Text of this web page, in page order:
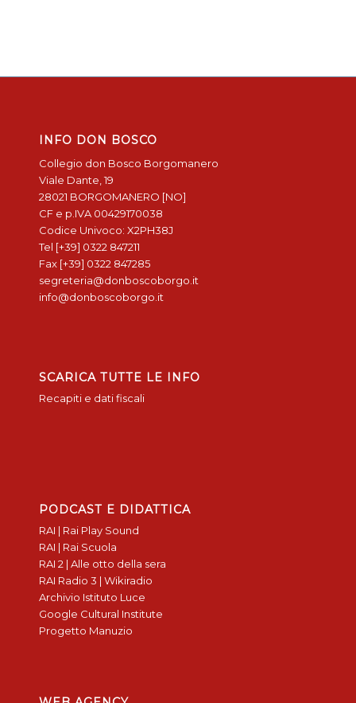
INFO DON BOSCO
Collegio don Bosco Borgomanero
Viale Dante, 19
28021 BORGOMANERO [NO]
CF e p.IVA 00429170038
Codice Univoco: X2PH38J
Tel [+39] 0322 847211
Fax [+39] 0322 847285
segreteria@donboscoborgo.it
info@donboscoborgo.it
SCARICA TUTTE LE INFO
Recapiti e dati fiscali
PODCAST E DIDATTICA
RAI | Rai Play Sound
RAI | Rai Scuola
RAI 2 | Alle otto della sera
RAI Radio 3 | Wikiradio
Archivio Istituto Luce
Google Cultural Institute
Progetto Manuzio